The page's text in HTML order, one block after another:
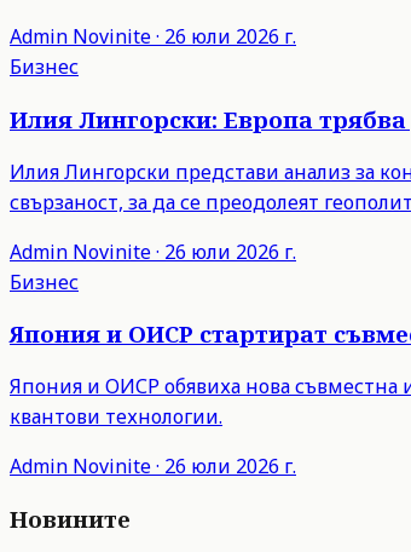
Admin Novinite· 26 юли 2026 г.
Бизнес
Илия Лингорски: Европа
Илия Лингорски представи анализ за
свързаност, за да се преодолеят
Admin Novinite· 26 юли 2026 г.
Бизнес
Япония и ОИСР стартират
Япония и ОИСР обявиха нова съвместна
квантови технологии.
Admin Novinite· 26 юли 2026 г.
Новините